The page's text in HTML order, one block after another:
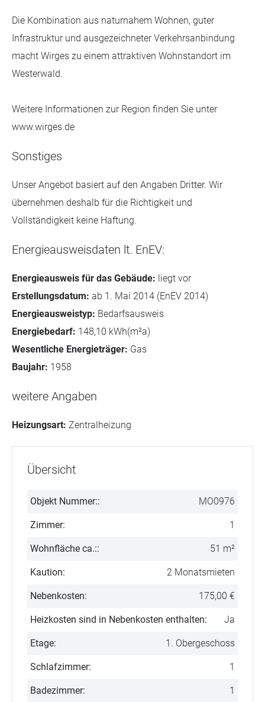
Die Kombination aus naturnahem Wohnen, guter
Infrastruktur und ausgezeichneter Verkehrsanbindung
macht Wirges zu einem attraktiven Wohnstandort im
Westerwald.
Weitere Informationen zur Region finden Sie unter
www.wirges.de
Sonstiges
Unser Angebot basiert auf den Angaben Dritter. Wir
übernehmen deshalb für die Richtigkeit und
Vollständigkeit keine Haftung.
Energieausweisdaten lt. EnEV:
Energieausweis für das Gebäude: liegt vor
Erstellungsdatum: ab 1. Mai 2014 (EnEV 2014)
Energieausweistyp: Bedarfsausweis
Energiebedarf: 148,10 kWh(m²a)
Wesentliche Energieträger: Gas
Baujahr: 1958
weitere Angaben
Heizungsart: Zentralheizung
Übersicht
Objekt Nummer:: MO0976
Zimmer: 1
Wohnfläche ca.:: 51 m²
Kaution: 2 Monatsmieten
Nebenkosten: 175,00 €
Heizkosten sind in Nebenkosten enthalten: Ja
Etage: 1. Obergeschoss
Schlafzimmer: 1
Badezimmer: 1